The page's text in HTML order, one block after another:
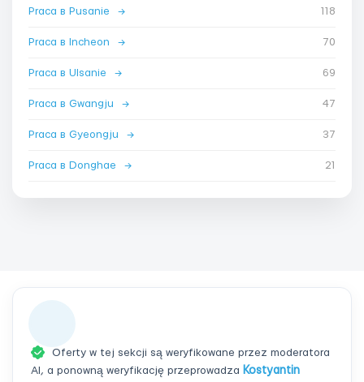
Praca в Pusanie → 118
Praca в Incheon → 70
Praca в Ulsanie → 69
Praca в Gwangju → 47
Praca в Gyeongju → 37
Praca в Donghae → 21
Oferty w tej sekcji są weryfikowane przez moderatora
AI, a ponowną weryfikację przeprowadza Kostyantin